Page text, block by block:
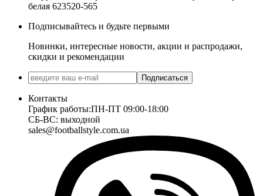
белая 623520-565
Подписывайтесь и будьте первыми
Новинки, интересные новости, акции и распродажи,
скидки и рекомендации
Подписаться
Контакты
График работы:ПН-ПТ 09:00-18:00
СБ-ВС: выходной
sales@footballstyle.com.ua